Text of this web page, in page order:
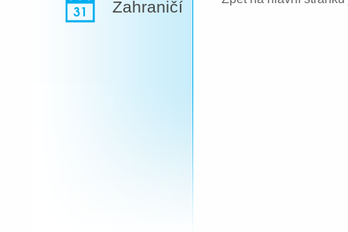
Zahraničí